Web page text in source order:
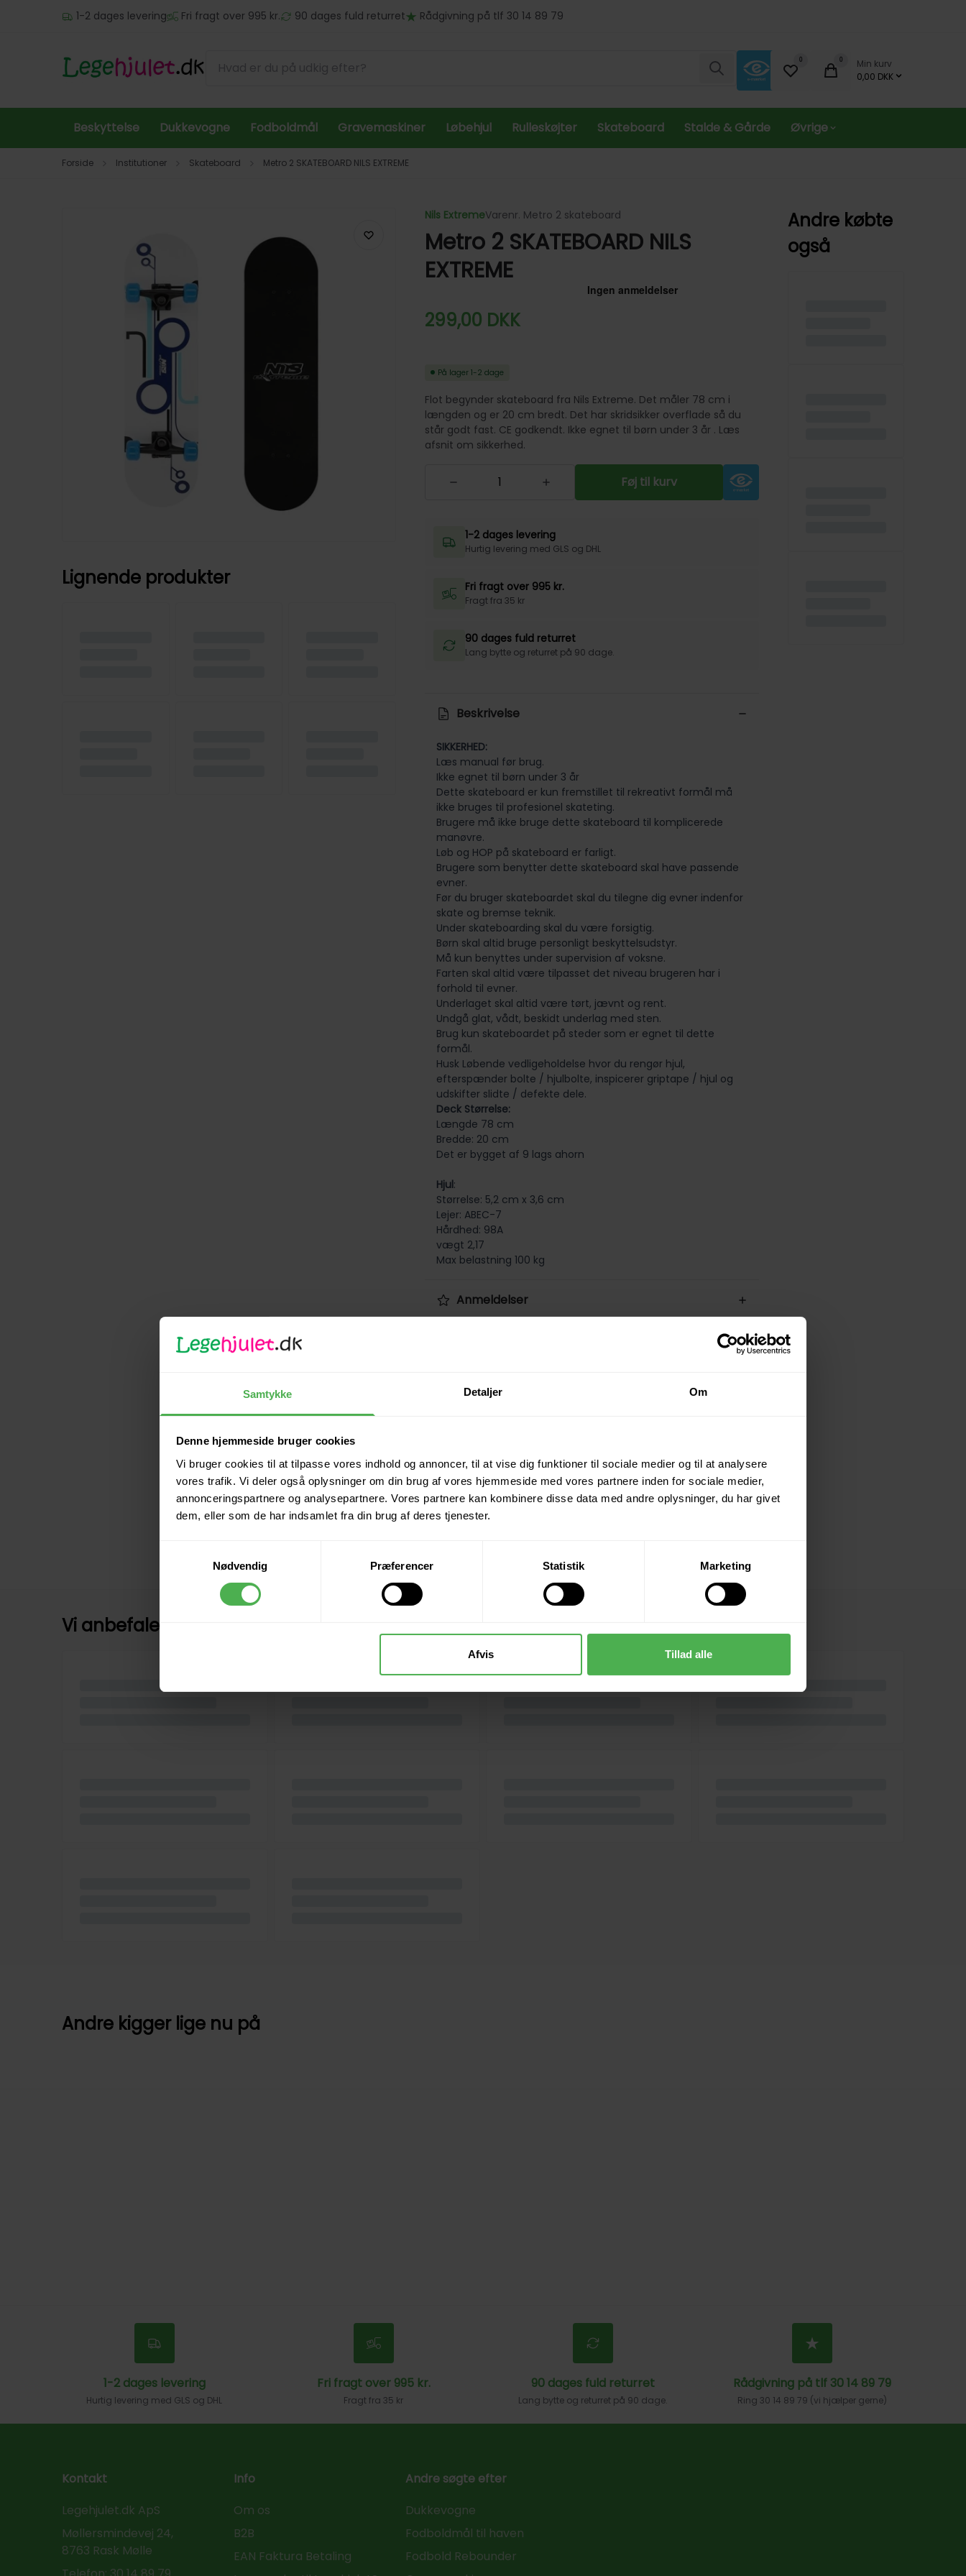
Samtykke Detaljer Om
Denne hjemmeside bruger cookies
Vi bruger cookies til at tilpasse vores indhold og annoncer, til at vise dig funktioner til sociale medier og til at analysere
vores trafik. Vi deler også oplysninger om din brug af vores hjemmeside med vores partnere inden for sociale medier,
annonceringspartnere og analysepartnere. Vores partnere kan kombinere disse data med andre oplysninger, du har givet
dem, eller som de har indsamlet fra din brug af deres tjenester.
Nødvendig
Præferencer Statistik Marketing
Afvis Tillad alle
Spring til hovedindhold (tryk på Enter)
1-2 dages levering Fri fragt over 995 kr. 90 dages fuld returret Rådgivning på tlf 30 14 89 79
Søg
0 0
Min kurv
0,00 DKK
Beskyttelse Dukkevogne Fodboldmål Gravemaskiner Løbehjul Rulleskøjter Skateboard Stalde & Gårde Øvrige
Forside Institutioner Skateboard Metro 2 SKATEBOARD NILS EXTREME
Lignende produkter
Nils ExtremeVarenr. Metro 2 skateboard
Metro 2 SKATEBOARD NILS
EXTREME
299,00 DKK
På lager 1-2 dage
Flot begynder skateboard fra Nils Extreme. Det måler 78 cm i
længden og er 20 cm bredt. Det har skridsikker overflade så du
står godt fast. CE godkendt. Ikke egnet til børn under 3 år . Læs
afsnit om sikkerhed.
Føj til kurv
1-2 dages levering
Hurtig levering med GLS og DHL
Fri fragt over 995 kr.
Fragt fra 35 kr
90 dages fuld returret
Lang bytte og returret på 90 dage.
Beskrivelse
SIKKERHED:
Læs manual før brug.
Ikke egnet til børn under 3 år
Dette skateboard er kun fremstillet til rekreativt formål må
ikke bruges til profesionel skateting.
Brugere må ikke bruge dette skateboard til komplicerede
manøvre.
Løb og HOP på skateboard er farligt.
Brugere som benytter dette skateboard skal have passende
evner.
Før du bruger skateboardet skal du tilegne dig evner indenfor
skate og bremse teknik.
Under skateboarding skal du være forsigtig.
Børn skal altid bruge personligt beskyttelsudstyr.
Må kun benyttes under supervision af voksne.
Farten skal altid være tilpasset det niveau brugeren har i
forhold til evner.
Underlaget skal altid være tørt, jævnt og rent.
Undgå glat, vådt, beskidt underlag med sten.
Brug kun skateboardet på steder som er egnet til dette
formål.
Husk Løbende vedligeholdelse hvor du rengør hjul,
efterspænder bolte / hjulbolte, inspicerer griptape / hjul og
udskifter slidte / defekte dele.
Deck Størrelse:
Længde 78 cm
Bredde: 20 cm
Det er bygget af 9 lags ahorn
Hjul:
Størrelse: 5,2 cm x 3,6 cm
Lejer: ABEC-7
Hårdhed: 98A
vægt 2,17
Max belastning 100 kg
Anmeldelser
Betaling
Spørg på varen
Andre købte
også
Vi anbefaler
Andre kigger lige nu på
1-2 dages levering
Hurtig levering med GLS og DHL
Fri fragt over 995 kr.
Fragt fra 35 kr
90 dages fuld returret
Lang bytte og returret på 90 dage.
Rådgivning på tlf 30 14 89 79
Ring 30 14 89 79 (vi hjælper gerne)
Kontakt
Legehjulet.dk ApS
Møllersmindevej 24,
8763 Rask Mølle
Info
Om os
B2B
EAN Faktura Betaling
Andre søgte efter
Dukkevogne
Fodboldmål til haven
Fodbold Rebounder